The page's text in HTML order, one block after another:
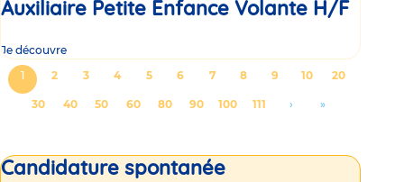
Auxiliaire Petite Enfance Volante H/F
Je découvre
Pagination
Page
courante
1 Page
2 Page
3 Page
4 Page
5 Page
6 Page
7 Page
8 Page
9 Page
10 Page
20
Page
30 Page
40 Page
50 Page
60 Page
80 Page
90 Page
100 Page
111
Aller
›
Aller
dernière
»
Candidature spontanée